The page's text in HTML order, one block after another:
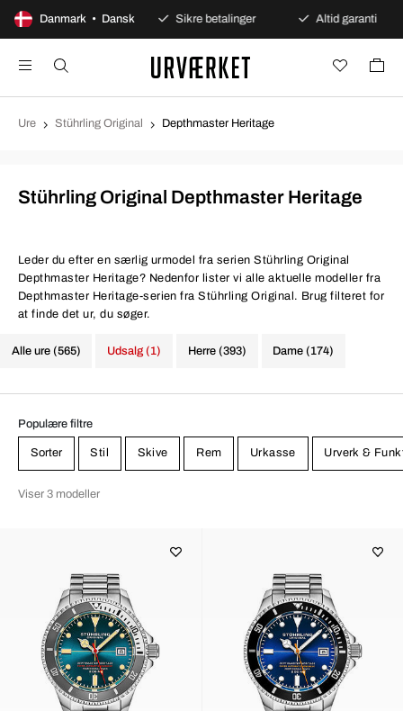
Danmark • Dansk
dages åbent køb Sikre betalinger Altid garanti
Ure Stührling Original Depthmaster Heritage
Stührling Original Depthmaster Heritage
Leder du efter en særlig urmodel fra serien Stührling Original
Depthmaster Heritage? Nedenfor lister vi alle aktuelle modeller fra
Depthmaster Heritage-serien fra Stührling Original. Brug filteret for
at finde det ur, du søger.
Alle ure (565) Herre (393) Dame (174)
Udsalg (1)
Populære filtre
Sorter Stil Skive Rem Urkasse Urverk &
Viser 3 modeller